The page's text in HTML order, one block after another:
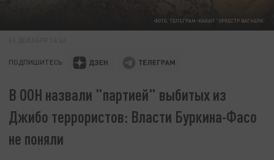
ФОТО: ТЕЛЕГРАМ-КАНАЛ "ОРКЕСТР ВАГНЕРА"
ПОДПИШИТЕСЬ:
В ООН назвали "партией" выбитых из
Джибо террористов: Власти Буркина-Фасо
не поняли